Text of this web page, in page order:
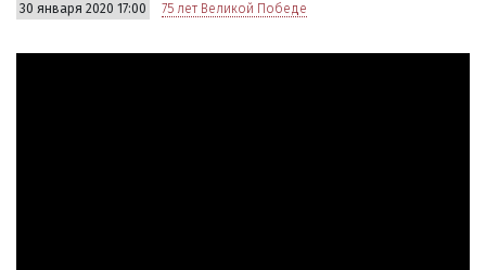
30 января 2020 17:00 75 лет Великой Победе